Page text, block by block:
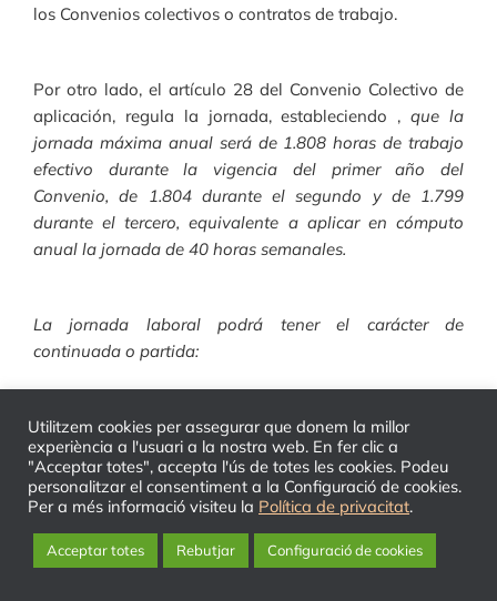
los Convenios colectivos o contratos de trabajo.
Por otro lado, el artículo 28 del Convenio Colectivo de
aplicación, regula la jornada, estableciendo ,que la
jornada máxima anual será de 1.808 horas de trabajo
efectivo durante la vigencia del primer año del
Convenio, de 1.804 durante el segundo y de 1.799
durante el tercero, equivalente a aplicar en cómputo
anual la jornada de 40 horas semanales.
La jornada laboral podrá tener el carácter de
continuada o partida:
a) Continuada: Se dispondrá de un descanso de 20
(veinte) minutos que se computarán como jornada de
trabajo a todos los efectos en cualquier jornada
superior a cinco horas. Si este tiempo de descanso fuese
utilizado para realizar alguna comida, podrá ampliarse
por el tiempo indispensable entendiéndose que cuando
Utilitzem cookies per assegurar que donem la millor
experiència a l'usuari a la nostra web. En fer clic a
"Acceptar totes", accepta l'ús de totes les cookies. Podeu
personalitzar el consentiment a la Configuració de cookies.
Per a més informació visiteu la Política de privacitat.
Acceptar totes Rebutjar Configuració de cookies